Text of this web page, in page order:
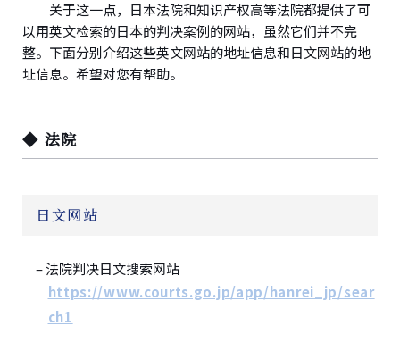
关于这一点，日本法院和知识产权高等法院都提供了可
以用英文检索的日本的判决案例的网站，虽然它们并不完
整。下面分别介绍这些英文网站的地址信息和日文网站的地
址信息。希望对您有帮助。
◆ 法院
日文网站
– 法院判决日文搜索网站
https://www.courts.go.jp/app/hanrei_jp/sear
ch1